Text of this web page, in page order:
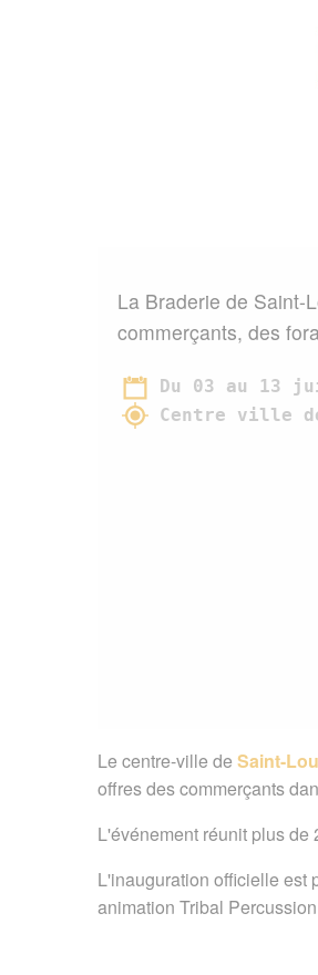
La Braderie de Saint-
commerçants, des
Du 03 au 13
Centre ville
Le centre-ville de Saint-
offres des commerçants
L'événement réunit plus
L'inauguration officielle est
animation Tribal